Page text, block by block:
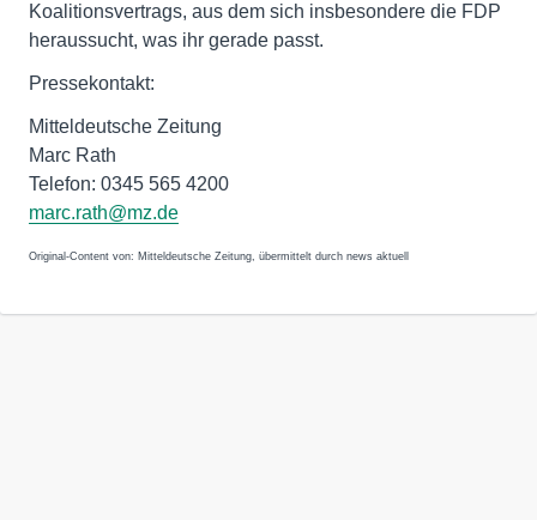
Koalitionsvertrags, aus dem sich insbesondere die FDP
heraussucht, was ihr gerade passt.
Pressekontakt:
Mitteldeutsche Zeitung
Marc Rath
Telefon: 0345 565 4200
marc.rath@mz.de
Original-Content von: Mitteldeutsche Zeitung, übermittelt durch news aktuell